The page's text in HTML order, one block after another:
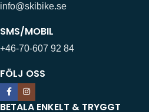
info@skibike.se
SMS/MOBIL
+46-70-607 92 84
FÖLJ OSS
BETALA ENKELT & TRYGGT